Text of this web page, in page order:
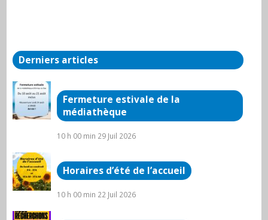
Derniers articles
Fermeture estivale de la
médiathèque
10 h 00 min 29 Juil 2026
Horaires d’été de l’accueil
10 h 00 min 22 Juil 2026